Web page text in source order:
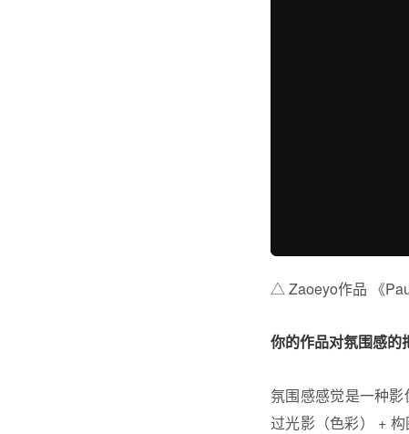
△ Zaoeyo作品 《
你的作品对氛围感的
氛围感感觉是一种
过光影（色彩） +